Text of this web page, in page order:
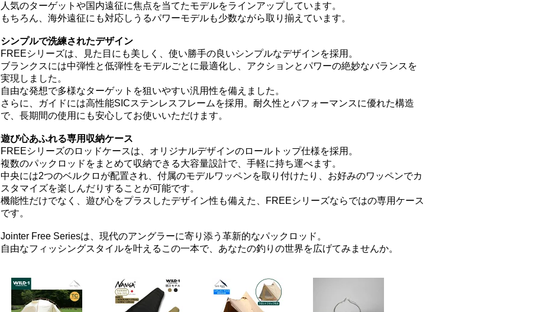
人気のターゲットや国内遠征に焦点を当てたモデルをラインアップしています。
もちろん、海外遠征にも対応しうるパワーモデルも少数ながら取り揃えています。
シンプルで洗練されたデザイン
FREEシリーズは、見た目にも美しく、使い勝手の良いシンプルなデザインを採用。
ブランクスには中弾性と低弾性をモデルごとに最適化し、アクションとパワーの絶妙なバランスを
実現しました。
自由な発想で多様なターゲットを狙いやすい汎用性を備えました。
さらに、ガイドには高性能SICステンレスフレームを採用。耐久性とパフォーマンスに優れた構造
で、長期間の使用にも安心してお使いいただけます。
遊び心あふれる専用収納ケース
FREEシリーズのロッドケースは、オリジナルデザインのロールトップ仕様を採用。
複数のパックロッドをまとめて収納できる大容量設計で、手軽に持ち運べます。
中央には2つのベルクロが配置され、付属のモデルワッペンを取り付けたり、お好みのワッペンでカ
スタマイズを楽しんだりすることが可能です。
機能性だけでなく、遊び心をプラスしたデザイン性も備えた、FREEシリーズならではの専用ケース
です。
Jointer Free Seriesは、現代のアングラーに寄り添う革新的なパックロッド。
自由なフィッシングスタイルを叶えるこの一本で、あなたの釣りの世界を広げてみませんか。